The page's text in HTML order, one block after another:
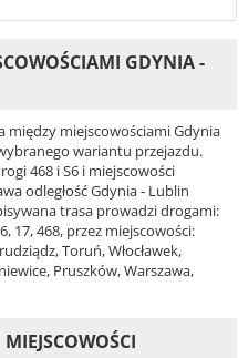
GDYNIA -
między miejscowościami Gdynia
wariantu przejazdu.
468 i S6 i miejscowości
odległość Gdynia - Lublin
trasa prowadzi drogami:
6, 17, 468, przez miejscowości:
Toruń, Włocławek,
Pruszków, Warszawa,